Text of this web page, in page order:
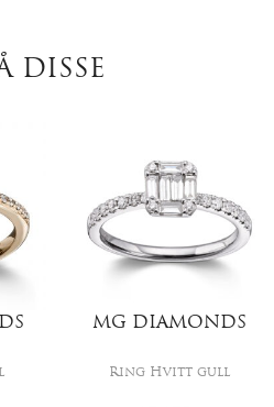
DISSE
MG DIAMONDS
Ring Hvitt gull